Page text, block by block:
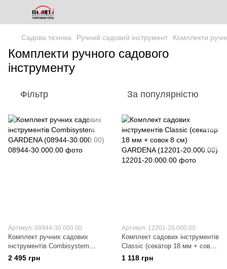
Садова техніка Ручний садовий інструмент Комплекти
Комплекти ручного садового
інструменту
Фільтр За популярністю
Артикул: 08944-30.000.00
Комплект ручних садових
інструментів Combisystem
GARDENA (08944-30.000.00)
2 495 грн
Артикул: 12201-20.000.00
Комплект садових інструментів
Classic (секатор 18 мм + совок
8 см) GARDENA (12201-
20.000.00)
1 118 грн